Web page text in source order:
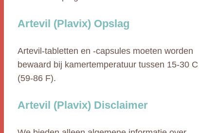
Artevil (Plavix) Opslag
Artevil-tabletten en -capsules moeten worden
bewaard bij kamertemperatuur tussen 15-30 C
(59-86 F).
Artevil (Plavix) Disclaimer